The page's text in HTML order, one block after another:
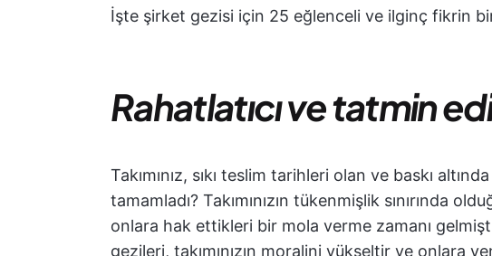
İşte şirket gezisi için 25 eğlenceli ve ilginç fikrin
Rahatlatıcı ve tatmin
Takımınız, sıkı teslim tarihleri olan ve baskı
tamamladı? Takımınızın tükenmişlik sınırında
onlara hak ettikleri bir mola verme zamanı
gezileri, takımınızın moralini yükseltir ve onlara